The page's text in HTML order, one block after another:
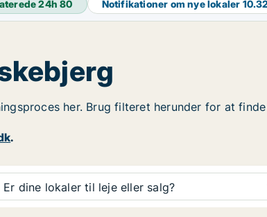
24h80 Notifikationer om nye lokaler
her. Brug filteret herunder for at
.
Er dine lokaler til leje eller salg?